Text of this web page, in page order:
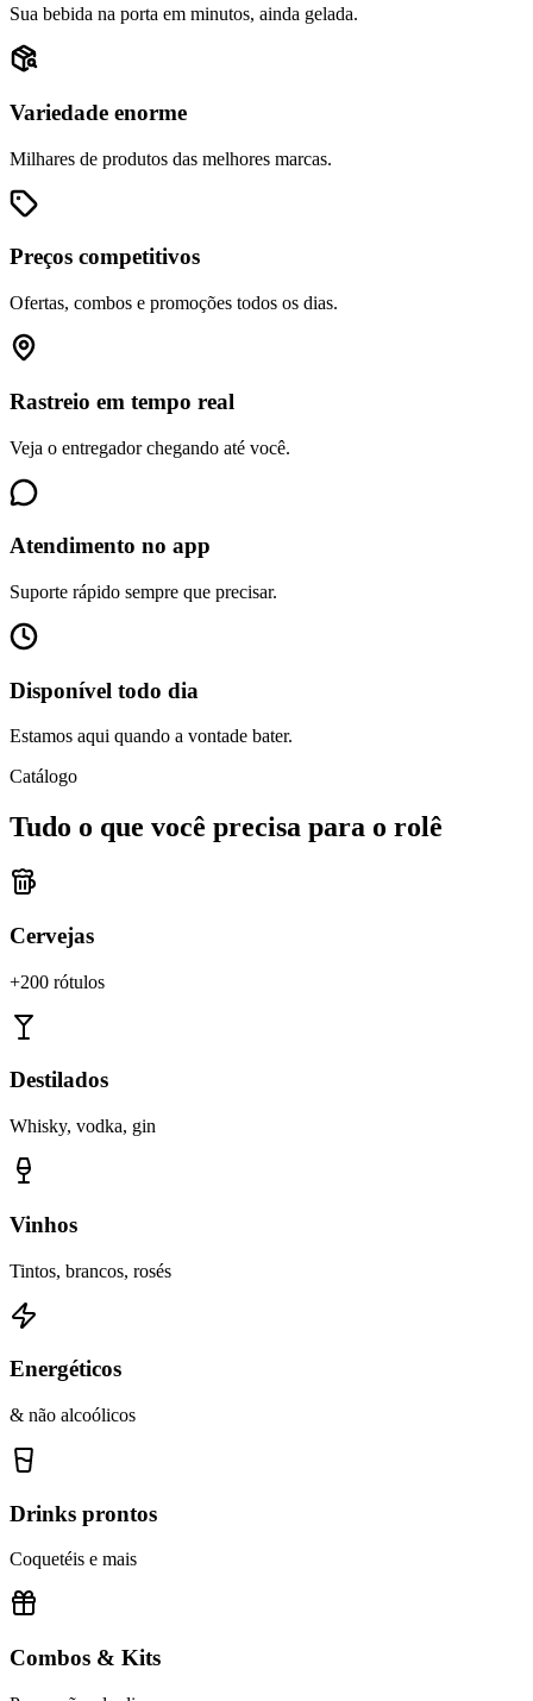
Sua bebida na porta em minutos, ainda gelada.
Variedade enorme
Milhares de produtos das melhores marcas.
Preços competitivos
Ofertas, combos e promoções todos os dias.
Rastreio em tempo real
Veja o entregador chegando até você.
Atendimento no app
Suporte rápido sempre que precisar.
Disponível todo dia
Estamos aqui quando a vontade bater.
Catálogo
Tudo o que você precisa para o rolê
Cervejas
+200 rótulos
Destilados
Whisky, vodka, gin
Vinhos
Tintos, brancos, rosés
Energéticos
& não alcoólicos
Drinks prontos
Coquetéis e mais
Combos & Kits